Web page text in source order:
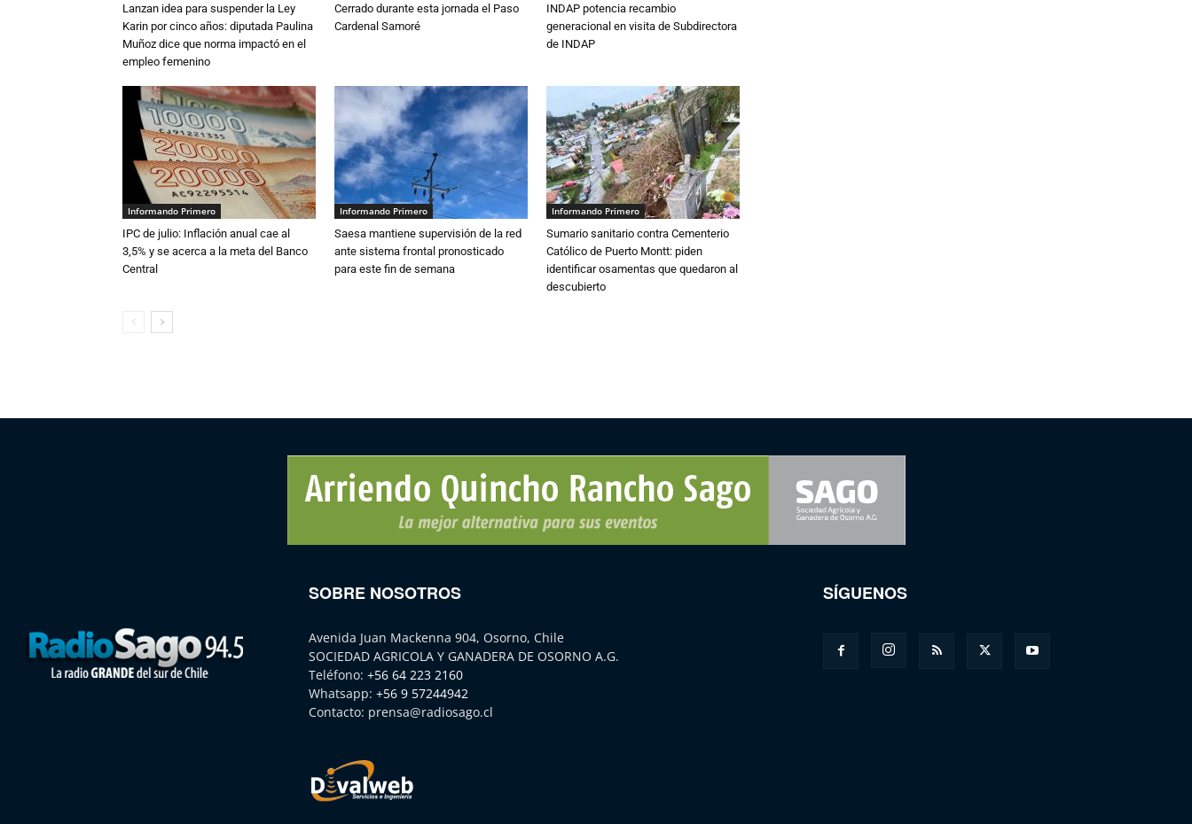
Lanzan idea para suspender la Ley
Karin por cinco años: diputada Paulina
Muñoz dice que norma impactó en el
empleo femenino
Cerrado durante esta jornada el Paso
Cardenal Samoré
INDAP potencia recambio
generacional en visita de Subdirectora
de INDAP
Informando Primero
IPC de julio: Inflación anual cae al
3,5% y se acerca a la meta del Banco
Central
Informando Primero
Saesa mantiene supervisión de la red
ante sistema frontal pronosticado
para este fin de semana
Informando Primero
Sumario sanitario contra Cementerio
Católico de Puerto Montt: piden
identificar osamentas que quedaron al
descubierto
SOBRE NOSOTROS
Avenida Juan Mackenna 904, Osorno, Chile
SOCIEDAD AGRICOLA Y GANADERA DE OSORNO A.G.
Teléfono: +56 64 223 2160
Whatsapp: +56 9 57244942
Contacto: prensa@radiosago.cl
SÍGUENOS